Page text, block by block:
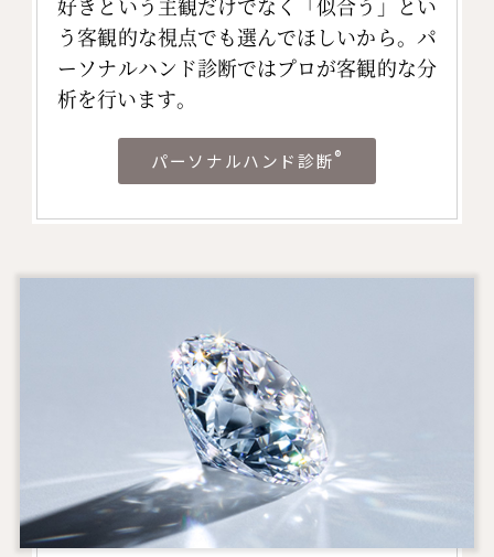
う客観的な視点でも選んでほしいから。パ
ーソナルハンド診断ではプロが客観的な分
析を行います。
パーソナルハンド診断®